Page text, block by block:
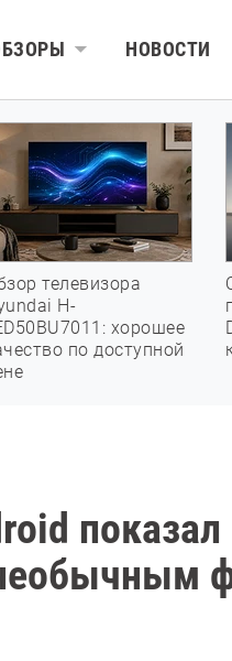
НОВОСТИ
телевизора
H-
хорошее
по доступной